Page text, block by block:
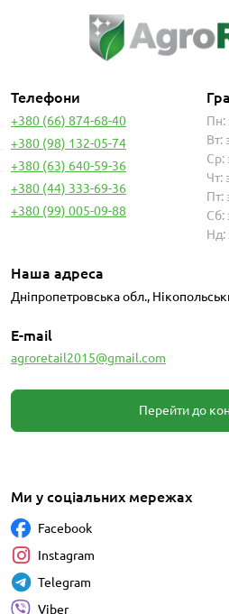
Телефони
+380 (66) 874-68-40
+380 (98) 132-05-74
+380 (63) 640-59-36
+380 (44) 333-69-36
+380 (99) 005-09-88
Пн:
Вт:
Ср:
Чт:
Пт:
Сб:
Нд:
Наша адреса
Дніпропетровська обл.,
E-mail
agroretail2015@gmail.com
Перейти до
Ми у соціальних мережах
Facebook
Instagram
Telegram
Viber